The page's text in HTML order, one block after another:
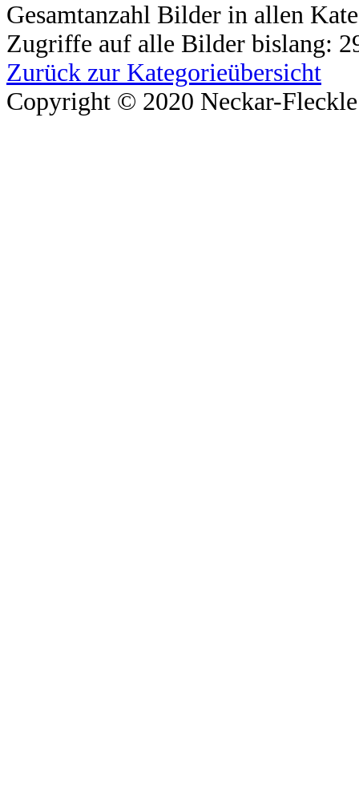
Gesamtanzahl Bilder in allen
Zugriffe auf alle Bilder bislang:
Zurück zur Kategorieübersicht
Copyright © 2020 Neckar-